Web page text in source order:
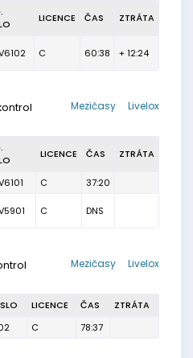
LICENCE ČAS ZTRÁTA
C 60:38 + 12:24
Livelox
Mezičasy
LICENCE ČAS ZTRÁTA
C
37:20
C DNS
Livelox
Mezičasy
LICENCE ČAS
ZTRÁTA
C 78:37